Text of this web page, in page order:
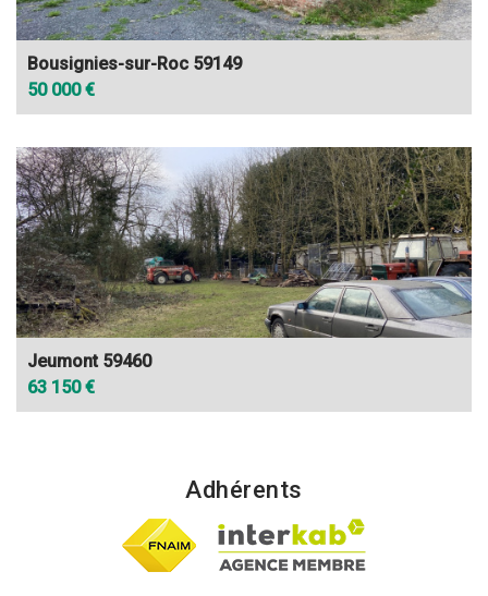
Bousignies-sur-Roc 59149
50 000 €
Jeumont 59460
63 150 €
Adhérents